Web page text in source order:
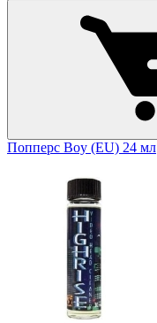
Попперс Boy (EU) 24 мл